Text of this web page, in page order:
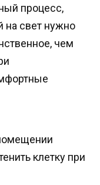
процесс,
на свет нужно
чем
клетку при